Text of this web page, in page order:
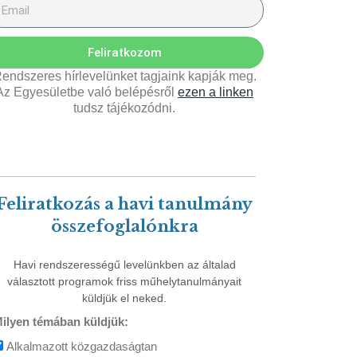
Feliratkozom
hírlevelünket tagjaink kapják meg.
Egyesületbe való belépésről ezen a linken
tudsz tájékozódni.
a havi tanulmány
összefoglalónkra
Havi rendszerességű levelünkben az általad
választott programok friss műhelytanulmányait
küldjük el neked.
témában küldjük:
Alkalmazott közgazdaságtan